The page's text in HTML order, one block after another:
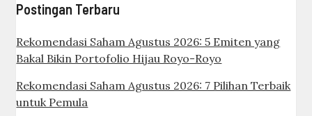
Postingan Terbaru
Rekomendasi Saham Agustus 2026: 5 Emiten yang
Bakal Bikin Portofolio Hijau Royo-Royo
Rekomendasi Saham Agustus 2026: 7 Pilihan Terbaik
untuk Pemula